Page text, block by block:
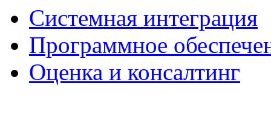
Системная интеграция
Программное
Оценка и консалтинг